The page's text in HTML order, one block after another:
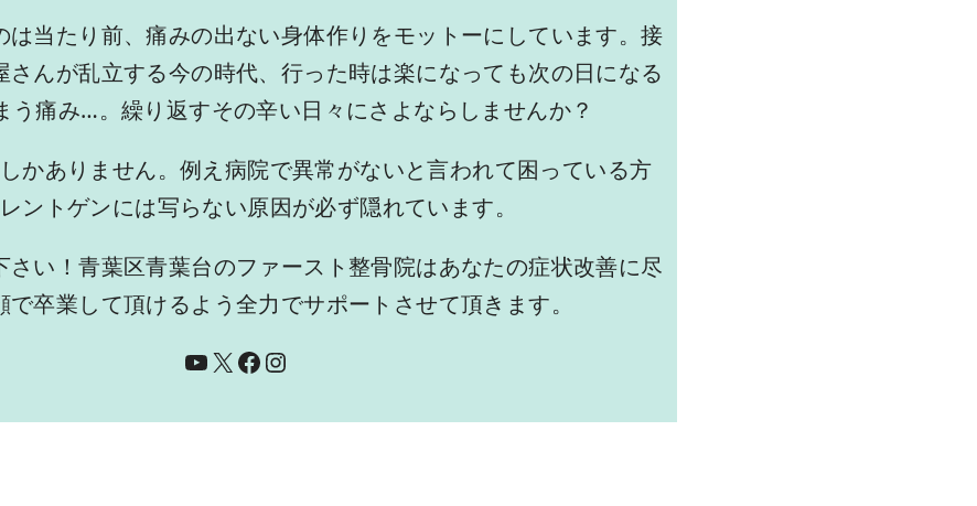
は当たり前、痛みの出ない身体作りをモットーにしています。接
さんが乱立する今の時代、行った時は楽になっても次の日になる
う痛み…。繰り返すその辛い日々にさよならしませんか？
しかありません。例え病院で異常がないと言われて困っている方
ントゲンには写らない原因が必ず隠れています。
さい！青葉区青葉台のファースト整骨院はあなたの症状改善に尽
で卒業して頂けるよう全力でサポートさせて頂きます。
YouTube X Facebook Instagram